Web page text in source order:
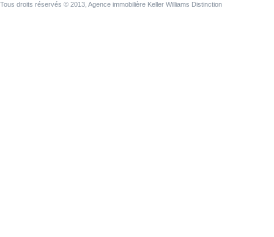
Tous droits réservés © 2013, Agence immobilière Keller Williams Distinction